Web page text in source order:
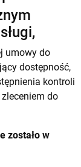
umowy do
dostępność,
kontroli
do
zostało w